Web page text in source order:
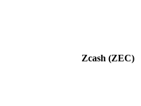
Zcash (ZEC)